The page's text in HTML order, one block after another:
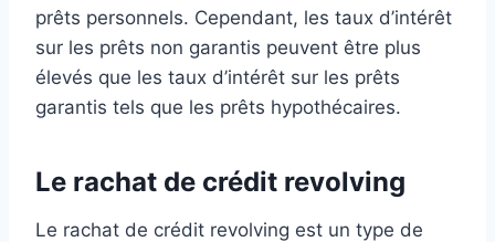
prêts personnels. Cependant, les taux d’intérêt
sur les prêts non garantis peuvent être plus
élevés que les taux d’intérêt sur les prêts
garantis tels que les prêts hypothécaires.
Le rachat de crédit revolving
Le rachat de crédit revolving est un type de